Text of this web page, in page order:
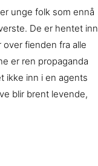
unge folk som ennå
De er hentet inn
fienden fra alle
er ren propaganda
ikke inn i en agents
blir brent levende,